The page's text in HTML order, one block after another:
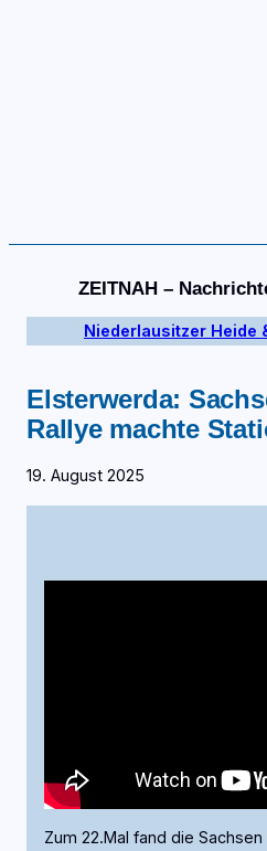
ZEITNAH –
Niederlausitzer Heide
Elsterwerda:
Rallye machte
19. August 2025
Zum 22.Mal fand die